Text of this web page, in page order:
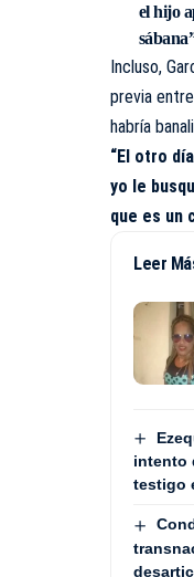
el hijo
Incluso,
previa
habría
“El otro
yo le
que es un
Leer
intento
testigo